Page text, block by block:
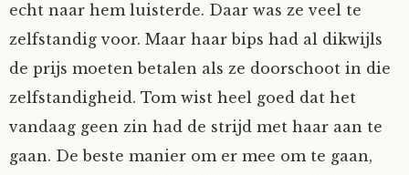
echt naar hem luisterde. Daar was ze veel te
zelfstandig voor. Maar haar bips had al dikwijls
de prijs moeten betalen als ze doorschoot in die
zelfstandigheid. Tom wist heel goed dat het
vandaag geen zin had de strijd met haar aan te
gaan. De beste manier om er mee om te gaan,